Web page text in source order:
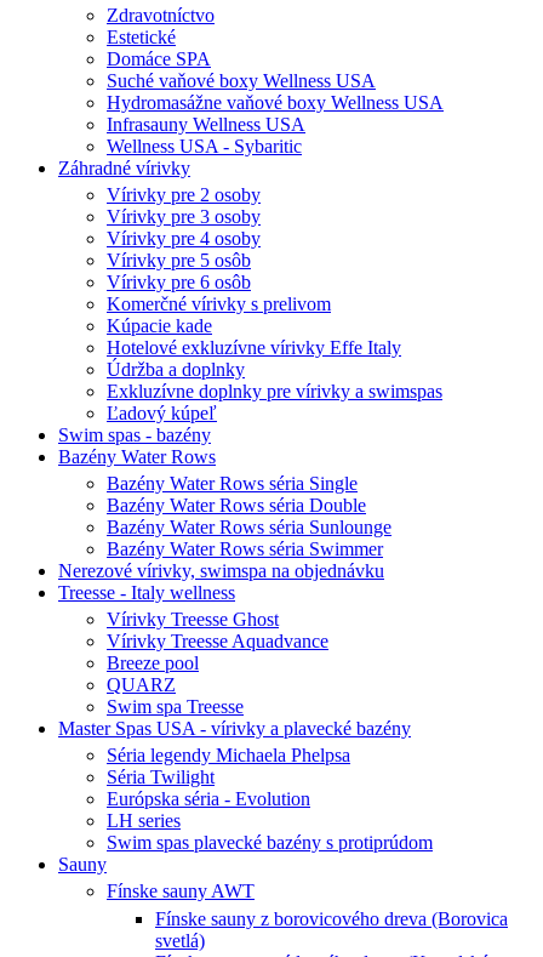
Zdravotníctvo
Estetické
Domáce SPA
Suché vaňové boxy Wellness USA
Hydromasážne vaňové boxy Wellness USA
Infrasauny Wellness USA
Wellness USA - Sybaritic
Záhradné vírivky
Vírivky pre 2 osoby
Vírivky pre 3 osoby
Vírivky pre 4 osoby
Vírivky pre 5 osôb
Vírivky pre 6 osôb
Komerčné vírivky s prelivom
Kúpacie kade
Hotelové exkluzívne vírivky Effe Italy
Údržba a doplnky
Exkluzívne doplnky pre vírivky a swimspas
Ľadový kúpeľ
Swim spas - bazény
Bazény Water Rows
Bazény Water Rows séria Single
Bazény Water Rows séria Double
Bazény Water Rows séria Sunlounge
Bazény Water Rows séria Swimmer
Nerezové vírivky, swimspa na objednávku
Treesse - Italy wellness
Vírivky Treesse Ghost
Vírivky Treesse Aquadvance
Breeze pool
QUARZ
Swim spa Treesse
Master Spas USA - vírivky a plavecké bazény
Séria legendy Michaela Phelpsa
Séria Twilight
Európska séria - Evolution
LH series
Swim spas plavecké bazény s protiprúdom
Sauny
Fínske sauny AWT
Fínske sauny z borovicového dreva (Borovica
svetlá)